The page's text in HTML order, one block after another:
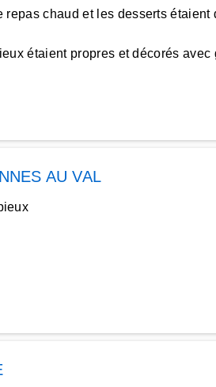
repas chaud et les desserts
étaient propres et décorés avec
AU VAL